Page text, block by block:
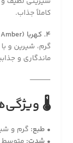
کاملاً جذاب.
4. کهربا (Amber)
گرم، شیرین و
ماندگاری و
⸻
🌡
• طبع: گرم و